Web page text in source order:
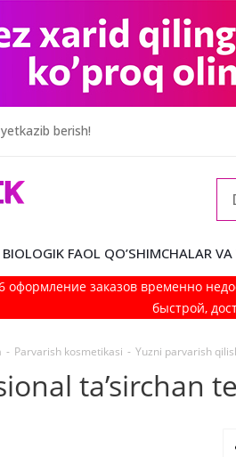
berish!
BIOLOGIK FAOL QO’SHIMCHALAR
заказов временно
быстрой,
- Parvarish kosmetikasi - Yuzni parvarish